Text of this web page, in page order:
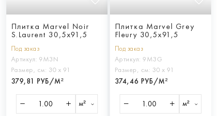
Плитка Marvel Noir
S.Laurent 30,5x91,5
Под заказ
Артикул: 9M3N
Размер, см: 30 х 91
379,81 РУБ/М²
м²
Плитка Marvel Grey
Fleury 30,5x91,5
Под заказ
Артикул: 9M3G
Размер, см: 30 х 91
374,46 РУБ/М²
м²